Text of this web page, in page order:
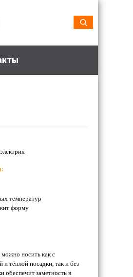
температур
форму
носить как с
и тёплой посадки, так и без
обеспечит заметность в